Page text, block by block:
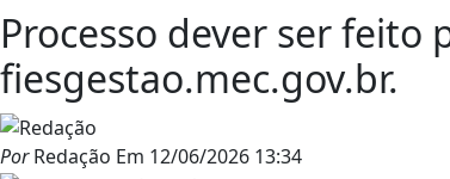
Processo dever ser feito
fiesgestao.mec.gov.br.
PorRedação Em 12/06/2026 13:34